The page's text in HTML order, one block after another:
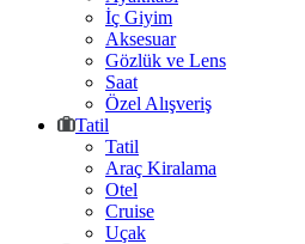
İç Giyim
Aksesuar
Gözlük ve Lens
Saat
Özel Alışveriş
Tatil
Tatil
Araç Kiralama
Otel
Cruise
Uçak